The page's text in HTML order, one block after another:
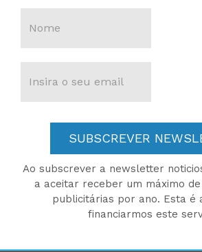
SUBSCREVER
Ao subscrever a newsletter
a aceitar receber um máximo
publicitárias por ano. Esta é
financiarmos este